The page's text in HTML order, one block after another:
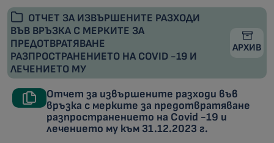
ОТЧЕТ ЗА ИЗВЪРШЕНИТЕ РАЗХОДИ
ВЪВ ВРЪЗКА С МЕРКИТЕ ЗА
ПРЕДОТВРАТЯВАНЕ
РАЗПРОСТРАНЕНИЕТО НА COVID -19 И
ЛЕЧЕНИЕТО МУ
АРХИВ
Отчет за извършените разходи във
връзка с мерките за предотвратяване
разпространението на Covid -19 и
лечението му към 31.12.2023 г.